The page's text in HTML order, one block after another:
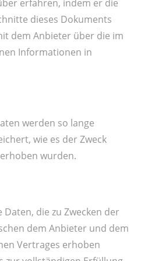
erfahren, indem er die
dieses Dokuments
dem Anbieter über die im
Informationen in
werden so lange
wie es der Zweck
wurden.
Daten, die zu Zwecken der
dem Anbieter und dem
Vertrages erhoben